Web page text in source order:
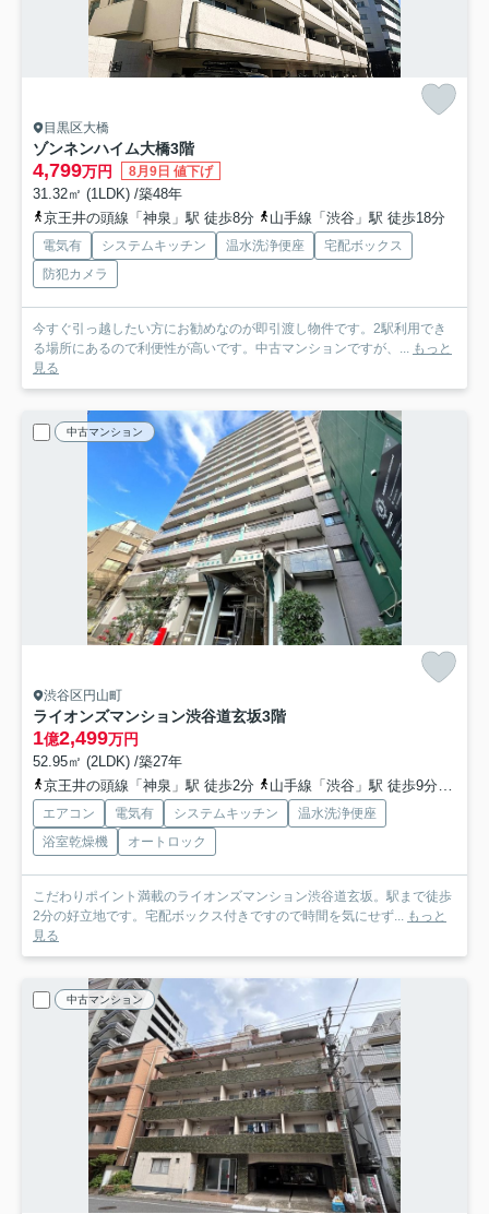
目黒区大橋
ゾンネンハイム大橋3階
4,799万円 8月9日 値下げ
31.32㎡ (1LDK) /築48年
京王井の頭線「神泉」駅 徒歩8分
山手線「渋谷」駅 徒歩18分
電気有 システムキッチン 温水洗浄便座
宅配ボックス
防犯カメラ
今すぐ引っ越したい方にお勧めなのが即引渡し物件です。2駅利用でき
る場所にあるので利便性が高いです。中古マンションですが、... もっと
見る
中古マンション
渋谷区円山町
ライオンズマンション渋谷道玄坂3階
1億2,499万円
52.95㎡ (2LDK) /築27年
京王井の頭線「神泉」駅 徒歩2分
山手線「渋谷」駅 徒歩9分
エアコン 電気有 システムキッチン
温水洗浄便座
浴室乾燥機
オートロック
こだわりポイント満載のライオンズマンション渋谷道玄坂。駅まで徒歩
2分の好立地です。宅配ボックス付きですので時間を気にせず... もっと
見る
中古マンション